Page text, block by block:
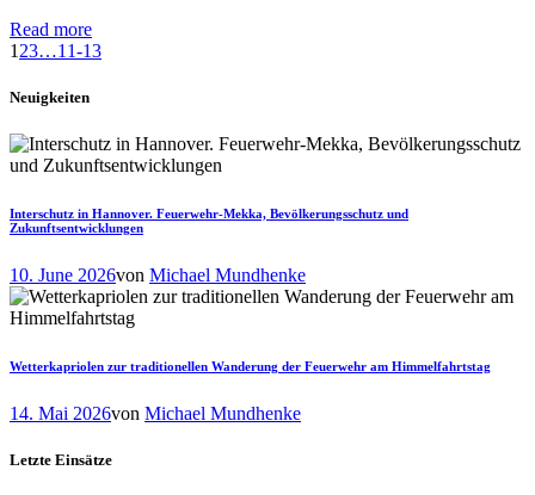
Read more
1 23…11-13
Neuigkeiten
Interschutz in Hannover. Feuerwehr-Mekka, Bevölkerungsschutz und
Zukunftsentwicklungen
10. June 2026von Michael Mundhenke
Wetterkapriolen zur traditionellen Wanderung der Feuerwehr am Himmelfahrtstag
14. Mai 2026von Michael Mundhenke
Letzte Einsätze